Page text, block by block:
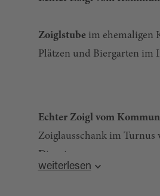
Zoiglstubeim ehemaligen
Plätzen und Biergarten im
Echter Zoigl vom
Zoiglausschank im Turnus
Dienstag.
weiterlesen